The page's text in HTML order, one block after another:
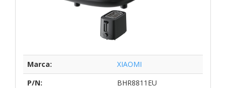
Marca:
XIAOMI
P/N:
BHR8811EU